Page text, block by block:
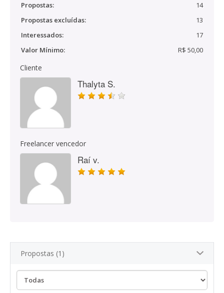
Propostas:
14
Propostas excluídas:
13
Interessados:
17
Valor Mínimo:
R$ 50,00
Cliente
Thalyta S.
Freelancer vencedor
Raí v.
Propostas (1)